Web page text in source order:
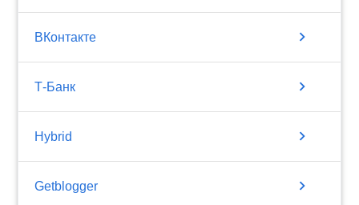
ВКонтакте chevron_right
Т-Банк chevron_right
Hybrid chevron_right
Getblogger chevron_right